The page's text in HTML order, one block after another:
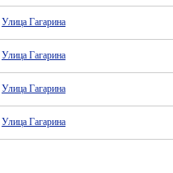
Улица Гагарина
Улица Гагарина
Улица Гагарина
Улица Гагарина